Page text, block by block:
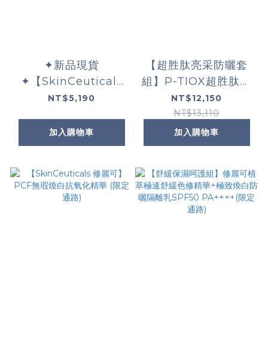
✦新品現貨
✦【SkinCeuticals
修麗可】P-TIOX 超胜
48ml
NT$5,190
加入購物車
【超胜肽亮采防曬套
組】P-TIOX超胜肽抗
皺極光精華 +超濃度
CE緊緻修護抗氧化精
華+極致煥白防曬隔離
乳SPF50 PA++++(限
NT$12,150
NT$13,110
加入購物車